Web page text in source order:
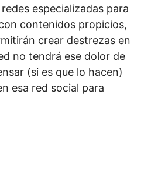
especializadas para
contenidos propicios,
crear destrezas en
no tendrá ese dolor de
(si es que lo hacen)
esa red social para